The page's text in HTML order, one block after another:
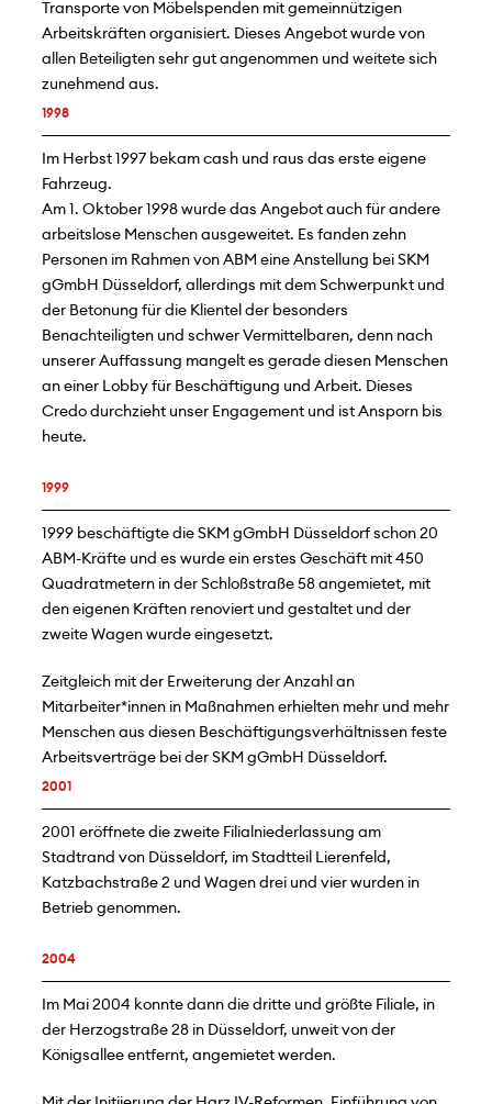
Transporte von Möbelspenden mit gemeinnützigen
Arbeitskräften organisiert. Dieses Angebot wurde von
allen Beteiligten sehr gut angenommen und weitete sich
zunehmend aus.
1998
Im Herbst 1997 bekam cash und raus das erste eigene
Fahrzeug.
Am 1. Oktober 1998 wurde das Angebot auch für andere
arbeitslose Menschen ausgeweitet. Es fanden zehn
Personen im Rahmen von ABM eine Anstellung bei SKM
gGmbH Düsseldorf, allerdings mit dem Schwerpunkt und
der Betonung für die Klientel der besonders
Benachteiligten und schwer Vermittelbaren, denn nach
unserer Auffassung mangelt es gerade diesen Menschen
an einer Lobby für Beschäftigung und Arbeit. Dieses
Credo durchzieht unser Engagement und ist Ansporn bis
heute.
1999
1999 beschäftigte die SKM gGmbH Düsseldorf schon 20
ABM-Kräfte und es wurde ein erstes Geschäft mit 450
Quadratmetern in der Schloßstraße 58 angemietet, mit
den eigenen Kräften renoviert und gestaltet und der
zweite Wagen wurde eingesetzt.
Zeitgleich mit der Erweiterung der Anzahl an
Mitarbeiter*innen in Maßnahmen erhielten mehr und mehr
Menschen aus diesen Beschäftigungsverhältnissen feste
Arbeitsverträge bei der SKM gGmbH Düsseldorf.
2001
2001 eröffnete die zweite Filialniederlassung am
Stadtrand von Düsseldorf, im Stadtteil Lierenfeld,
Katzbachstraße 2 und Wagen drei und vier wurden in
Betrieb genommen.
2004
Im Mai 2004 konnte dann die dritte und größte Filiale, in
der Herzogstraße 28 in Düsseldorf, unweit von der
Königsallee entfernt, angemietet werden.